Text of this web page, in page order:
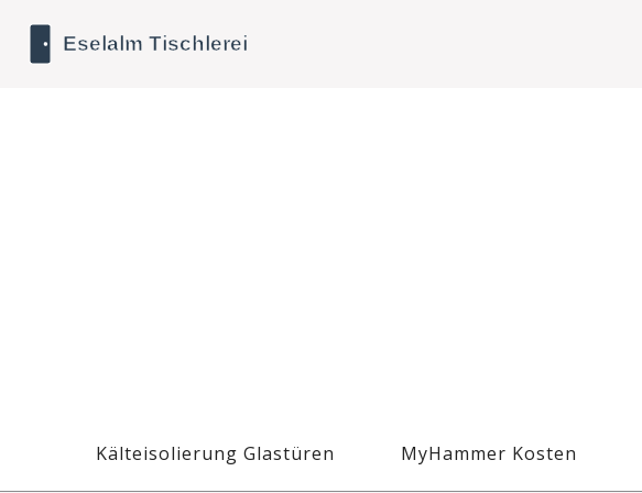
Kälteisolierung Glastüren MyHammer Kosten